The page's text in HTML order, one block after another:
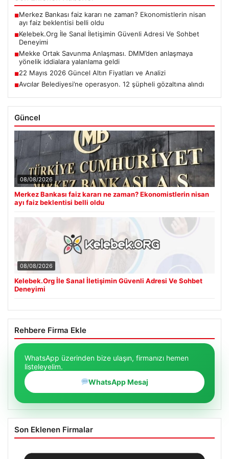
■Merkez Bankası faiz kararı ne zaman? Ekonomistlerin nisan
ayı faiz beklentisi belli oldu
■Kelebek.Org İle Sanal İletişimin Güvenli Adresi Ve Sohbet
Deneyimi
■Mekke Ortak Savunma Anlaşması. DMM’den anlaşmaya
yönelik iddialara yalanlama geldi
■22 Mayıs 2026 Güncel Altın Fiyatları ve Analizi
■Avcılar Belediyesi’ne operasyon. 12 şüpheli gözaltına alındı
Güncel
08/08/2026
Merkez Bankası faiz kararı ne zaman? Ekonomistlerin nisan
ayı faiz beklentisi belli oldu
08/08/2026
Kelebek.Org İle Sanal İletişimin Güvenli Adresi Ve Sohbet
Deneyimi
Rehbere Firma Ekle
WhatsApp üzerinden bize ulaşın, firmanızı hemen
listeleyelim.
WhatsApp Mesaj
Son Eklenen Firmalar